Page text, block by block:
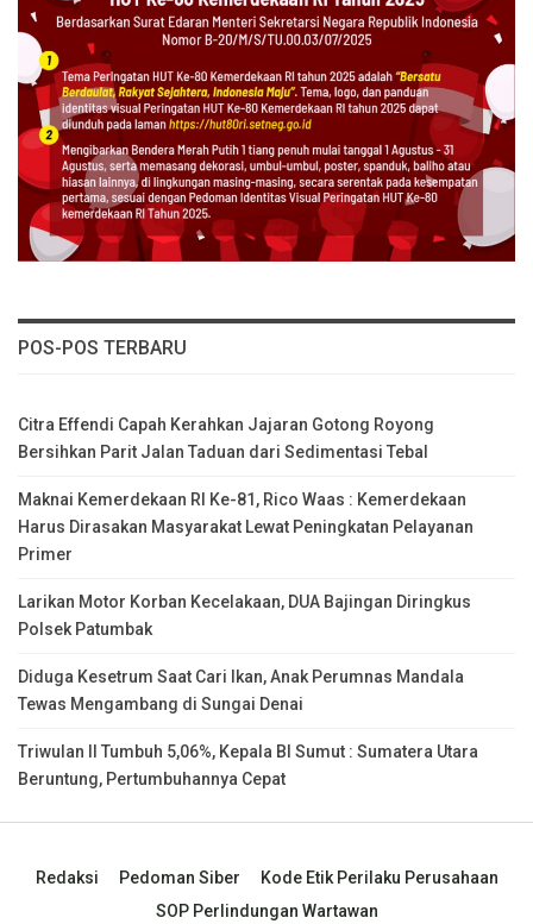
POS-POS TERBARU
Citra Effendi Capah Kerahkan Jajaran Gotong Royong
Bersihkan Parit Jalan Taduan dari Sedimentasi Tebal
Maknai Kemerdekaan RI Ke-81, Rico Waas : Kemerdekaan
Harus Dirasakan Masyarakat Lewat Peningkatan Pelayanan
Primer
Larikan Motor Korban Kecelakaan, DUA Bajingan Diringkus
Polsek Patumbak
Diduga Kesetrum Saat Cari Ikan, Anak Perumnas Mandala
Tewas Mengambang di Sungai Denai
Triwulan II Tumbuh 5,06%, Kepala BI Sumut : Sumatera Utara
Beruntung, Pertumbuhannya Cepat
Redaksi Pedoman Siber
Kode Etik Perilaku Perusahaan
SOP Perlindungan Wartawan